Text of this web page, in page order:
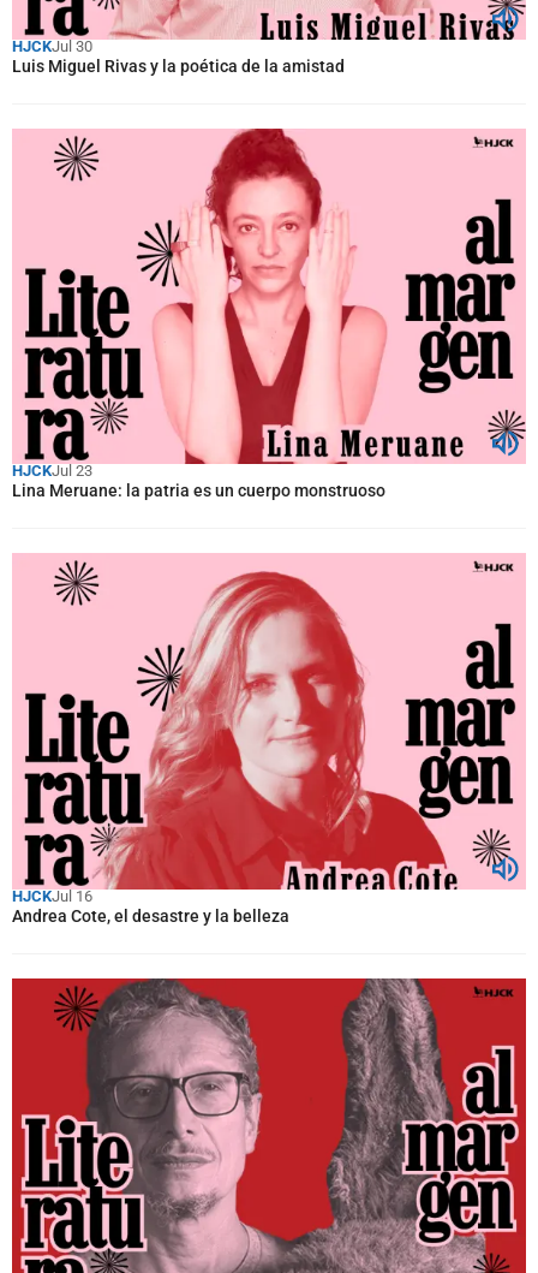
HJCKJul 30
Luis Miguel Rivas y la poética de la amistad
HJCKJul 23
Lina Meruane: la patria es un cuerpo monstruoso
HJCKJul 16
Andrea Cote, el desastre y la belleza